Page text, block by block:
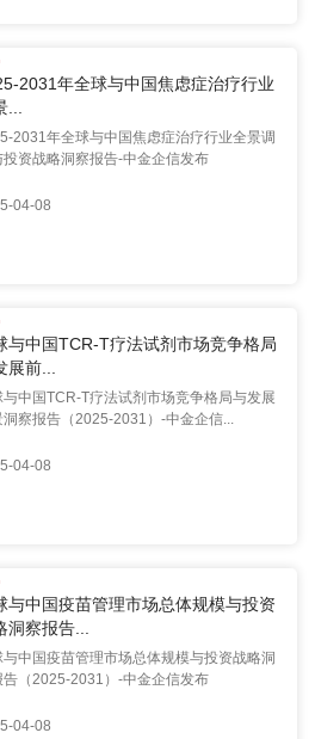
2031年全球与中国焦虑症治疗行业
...
2031年全球与中国焦虑症治疗行业全景调
投资战略洞察报告-中金企信发布
04-08
与中国TCR-T疗法试剂市场竞争格局
展前...
与中国TCR-T疗法试剂市场竞争格局与发展
洞察报告（2025-2031）-中金企信...
04-08
与中国疫苗管理市场总体规模与投资
洞察报告...
与中国疫苗管理市场总体规模与投资战略洞
告（2025-2031）-中金企信发布
04-08